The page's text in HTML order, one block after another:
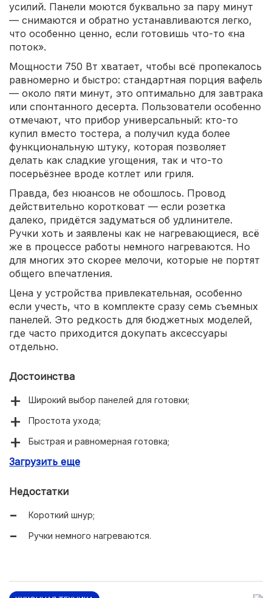
усилий. Панели моются буквально за пару минут
— снимаются и обратно устанавливаются легко,
что особенно ценно, если готовишь что-то «на
поток».
Мощности 750 Вт хватает, чтобы всё пропекалось
равномерно и быстро: стандартная порция вафель
— около пяти минут, это оптимально для завтрака
или спонтанного десерта. Пользователи особенно
отмечают, что прибор универсальный: кто-то
купил вместо тостера, а получил куда более
функциональную штуку, которая позволяет
делать как сладкие угощения, так и что-то
посерьёзнее вроде котлет или гриля.
Правда, без нюансов не обошлось. Провод
действительно коротковат — если розетка
далеко, придётся задуматься об удлинителе.
Ручки хоть и заявлены как не нагревающиеся, всё
же в процессе работы немного нагреваются. Но
для многих это скорее мелочи, которые не портят
общего впечатления.
Цена у устройства привлекательная, особенно
если учесть, что в комплекте сразу семь съемных
панелей. Это редкость для бюджетных моделей,
где часто приходится докупать аксессуары
отдельно.
Достоинства
Широкий выбор панелей для готовки;
Простота ухода;
Быстрая и равномерная готовка;
Хорошее соотношение цены и качества.
Загрузить еще
Недостатки
Короткий шнур;
Ручки немного нагреваются.